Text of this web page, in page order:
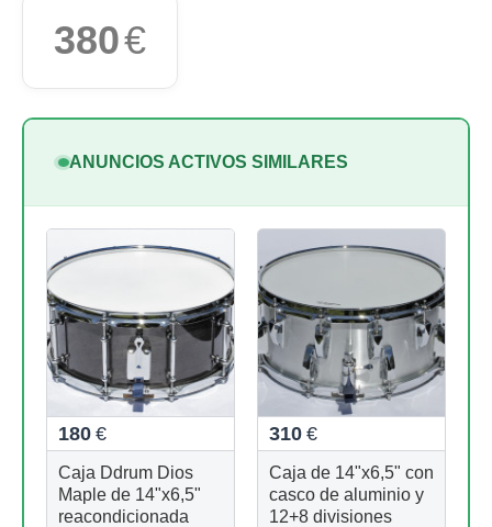
380€
ANUNCIOS ACTIVOS SIMILARES
180 €
Caja Ddrum Dios
Maple de 14"x6,5"
reacondicionada
310 €
Caja de 14"x6,5" con
casco de aluminio y
12+8 divisiones